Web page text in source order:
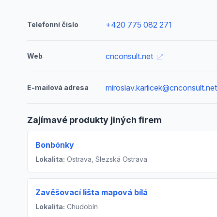
Telefonní číslo +420 775 082 271
Web cnconsult.net
E-mailová adresa miroslav.karlicek@cnconsult.net
Zajímavé produkty jiných firem
Bonbónky
Lokalita: Ostrava, Slezská Ostrava
Zavěšovací lišta mapová bílá
Lokalita: Chudobín